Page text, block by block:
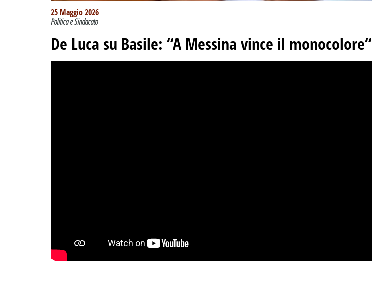
25 Maggio 2026
Politica e Sindacato
De Luca su Basile: “A Messina vince il monocolore“